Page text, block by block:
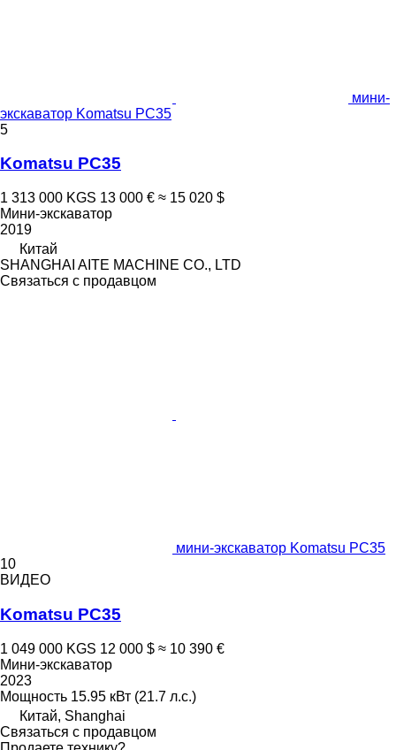
мини-
экскаватор Komatsu PC35
5
Komatsu PC35
1 313 000 KGS 13 000 € ≈ 15 020 $
Мини-экскаватор
2019
Китай
SHANGHAI AITE MACHINE CO., LTD
Связаться с продавцом
мини-экскаватор Komatsu PC35
10
ВИДЕО
Komatsu PC35
1 049 000 KGS 12 000 $ ≈ 10 390 €
Мини-экскаватор
2023
Мощность 15.95 кВт (21.7 л.с.)
Китай, Shanghai
Связаться с продавцом